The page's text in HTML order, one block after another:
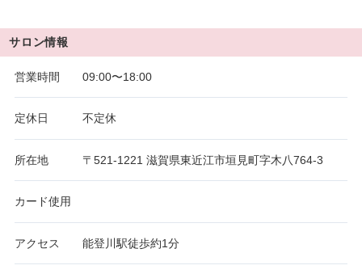
サロン情報
営業時間 09:00〜18:00
定休日 不定休
所在地 〒521‐1221 滋賀県東近江市垣見町字木八764-3
カード使用
アクセス 能登川駅徒歩約1分